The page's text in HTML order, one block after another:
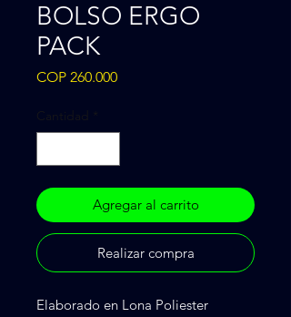
BOLSO ERGO
PACK
COP 260.000Precio
Agregar al carrito
Realizar compra
Elaborado en Lona Poliester